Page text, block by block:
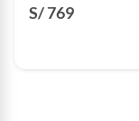
S/ 769